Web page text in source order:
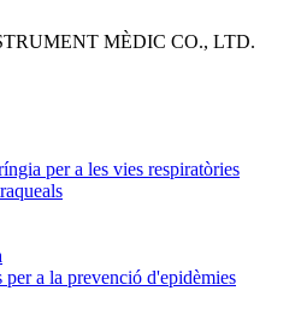
MÈDIC CO., LTD.
per a les vies respiratòries
per a la prevenció d'epidèmies